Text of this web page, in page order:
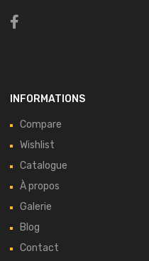
INFORMATIONS
Compare
Wishlist
Catalogue
À propos
Galerie
Blog
Contact